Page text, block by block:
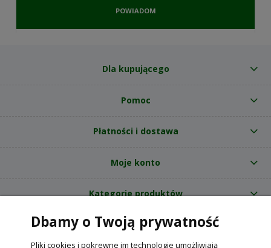
POWIADOM
DOSTĘPNOŚCI
Dla kupującego
Pomoc
Płatności i dostawa
Moje konto
Kategorie produktów
O nas
Dbamy o Twoją prywatność
Pliki cookies i pokrewne im technologie umożliwiają